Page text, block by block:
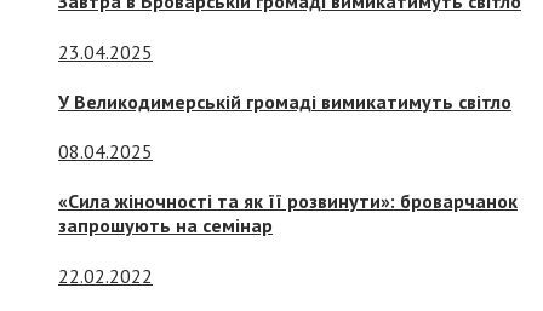
23.04.2025
У Великодимерській громаді вимикатимуть світло
08.04.2025
«Сила жіночності та як її розвинути»: броварчанок
запрошують на семінар
22.02.2022